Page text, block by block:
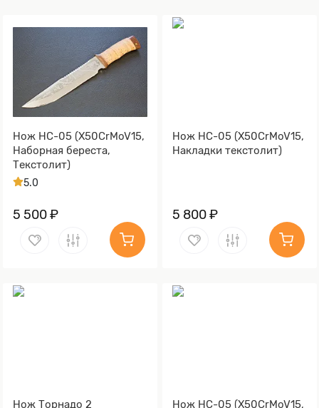
Нож НС-05 (X50CrMoV15,
Наборная береста,
Текстолит)
5.0
5 500 ₽
Нож НС-05 (X50CrMoV15,
Накладки текстолит)
5 800 ₽
Нож Торнадо 2 Нож НС-05 (X50CrMoV15,